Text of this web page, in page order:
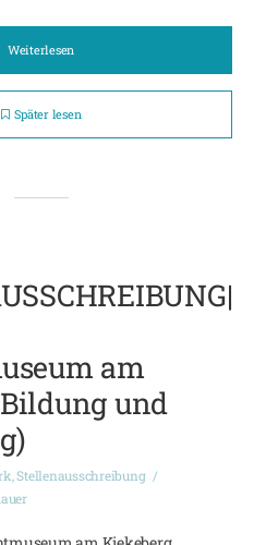
Weiterlesen
Später lesen
am
und
,Stellenausschreibung